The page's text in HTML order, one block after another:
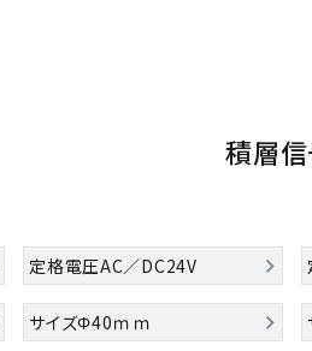
積層
定格電圧AC／DC24V
サイズΦ40ｍｍ